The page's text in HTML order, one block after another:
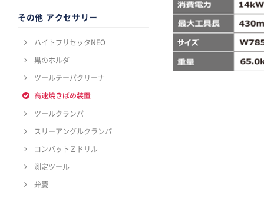
その他 アクセサリー
ハイトプリセッタNEO
黒のホルダ
ツールテーパクリーナ
高速焼きばめ装置
ツールクランパ
スリーアングルクランパ
コンバットＺドリル
測定ツール
弁慶